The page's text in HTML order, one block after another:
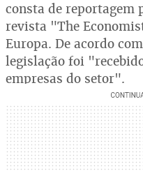
consta de reportagem
revista "The
Europa. De acordo
legislação foi
empresas do setor".